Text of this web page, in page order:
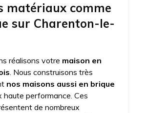
matériaux comme
sur Charenton-le-
réalisons votre maison en
. Nous construisons très
nos maisons aussi en brique
haute performance. Ces
de nombreux